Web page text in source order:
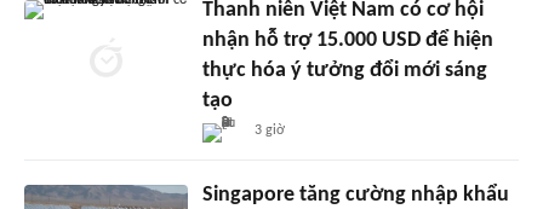
Thanh niên Việt Nam có cơ hội
nhận hỗ trợ 15.000 USD để hiện
thực hóa ý tưởng đổi mới sáng
tạo
3 giờ
Singapore tăng cường nhập khẩu